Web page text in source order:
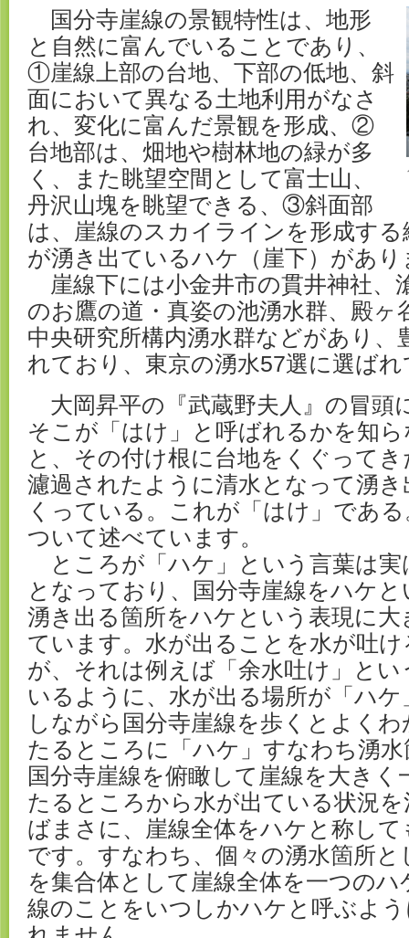
国分寺崖線の景観特性は、地形
と自然に富んでいることであり、
①崖線上部の台地、下部の低地、斜
面において異なる土地利用がなさ
れ、変化に富んだ景観を形成、②
台地部は、畑地や樹林地の緑が多
く、また眺望空間として富士山、
丹沢山塊を眺望できる、③斜面部
は、崖線のスカイラインを形成する
が湧き出ているハケ（崖下）があり
崖線下には小金井市の貫井神社、
のお鷹の道・真姿の池湧水群、殿ヶ
中央研究所構内湧水群などがあり、
れており、東京の湧水57選に選ば
大岡昇平の『武蔵野夫人』の冒頭
そこが「はけ」と呼ばれるかを知
と、その付け根に台地をくぐって
濾過されたように清水となって湧
くっている。これが「はけ」であ
ついて述べています。
ところが「ハケ」という言葉は実
となっており、国分寺崖線をハケ
湧き出る箇所をハケという表現に
ています。水が出ることを水が吐
が、それは例えば「余水吐け」と
いるように、水が出る場所が「ハ
しながら国分寺崖線を歩くとよく
たるところに「ハケ」すなわち湧
国分寺崖線を俯瞰して崖線を大き
たるところから水が出ている状況
ばまさに、崖線全体をハケと称し
です。すなわち、個々の湧水箇所
を集合体として崖線全体を一つの
線のことをいつしかハケと呼ぶよ